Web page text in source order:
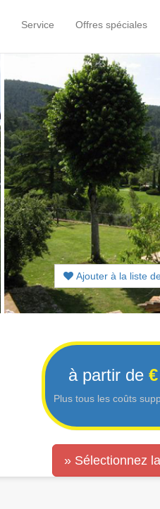
Service Offres spéciales
Ajouter à la liste
à partir de
Plus tous les coûts
» Sélectionnez